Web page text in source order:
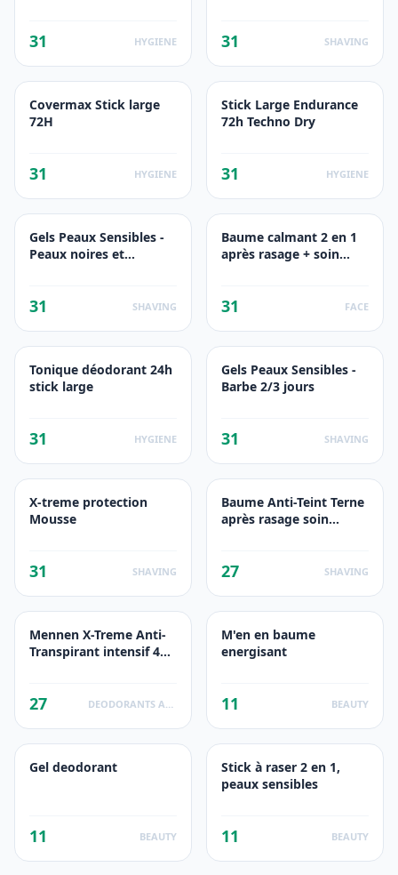
31 HYGIENE 31 SHAVING
Covermax Stick large
72H
31 HYGIENE
Stick Large Endurance
72h Techno Dry
31 HYGIENE
Gels Peaux Sensibles -
Peaux noires et
31 SHAVING
Baume calmant 2 en 1
après rasage + soin
31 FACE
Tonique déodorant 24h
stick large
31 HYGIENE
Gels Peaux Sensibles -
Barbe 2/3 jours
31 SHAVING
X-treme protection
Mousse
31 SHAVING
Baume Anti-Teint Terne
après rasage soin
27 SHAVING
Mennen X-Treme Anti-
Transpirant intensif 48h
27
M'en en baume
energisant
11 BEAUTY
Gel deodorant
11 BEAUTY
Stick à raser 2 en 1,
peaux sensibles
11 BEAUTY